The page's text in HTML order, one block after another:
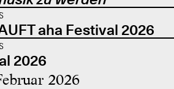
aha Festival 2026
2026
2026